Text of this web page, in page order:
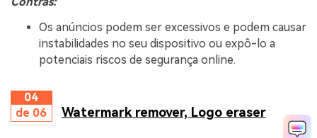
Os anúncios podem ser excessivos e podem causar
instabilidades no seu dispositivo ou expô-lo a
potenciais riscos de segurança online.
04
de 06
Watermark remover, Logo eraser